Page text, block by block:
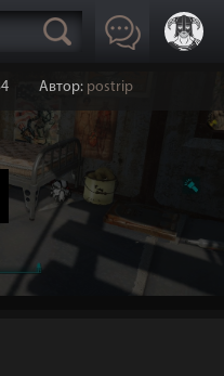
Автор: postrip